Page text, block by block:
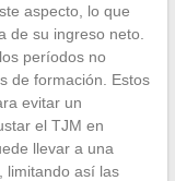
aspecto, lo que
de su ingreso neto.
períodos no
de formación. Estos
evitar un
el TJM en
llevar a una
limitando así las